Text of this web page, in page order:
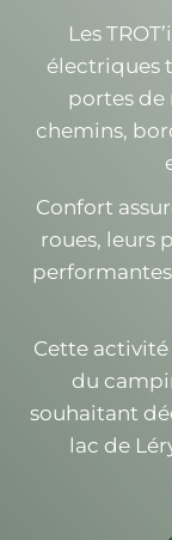
Les
électriques
portes de
chemins,
Confort
roues, leurs
Cette activité
du
souhaitant
lac de